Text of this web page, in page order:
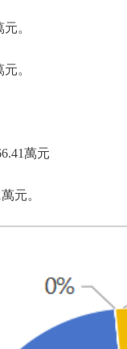
。
。
萬元
元。